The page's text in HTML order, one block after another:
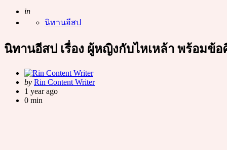
Posted
in
นิทานอีสป
นิทานอีสป เรื่อง ผู้หญิงกับไหเหล้า พร้อมข้
Posted
by
by Rin Content Writer
1 year ago
0 min